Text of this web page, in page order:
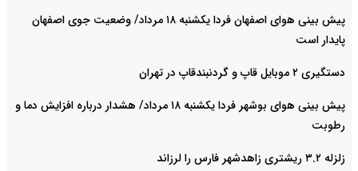
پیش بینی هوای اصفهان فردا یکشنبه ۱۸ مرداد/ وضعیت جوی اصفهان
پایدار است
دستگیری ۲ موبایل قاپ و گردنبندقاپ در تهران
پیش بینی هوای بوشهر فردا یکشنبه ۱۸ مرداد/ هشدار درباره افزایش دما و
رطوبت
زلزله ۳.۲ ریشتری زاهدشهر فارس را لرزاند